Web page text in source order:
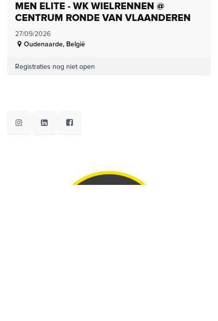
MEN ELITE - WK WIELRENNEN @
CENTRUM RONDE VAN VLAANDEREN
27/09/2026
Oudenaarde, België
Registraties nog niet open